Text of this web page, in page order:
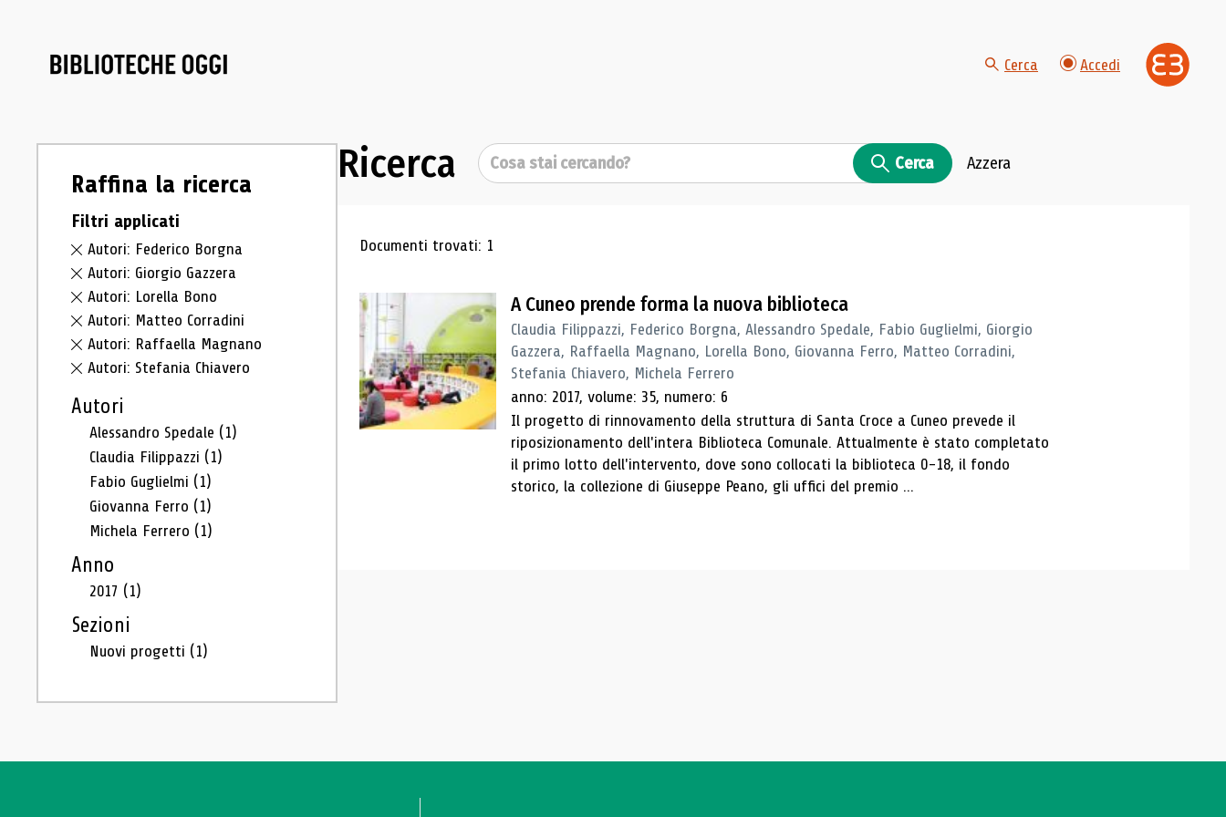
Cerca Accedi
Raffina la ricerca
Filtri applicati
Autori: Federico Borgna
Autori: Giorgio Gazzera
Autori: Lorella Bono
Autori: Matteo Corradini
Autori: Raffaella Magnano
Autori: Stefania Chiavero
Autori
Alessandro Spedale (1)
Claudia Filippazzi (1)
Fabio Guglielmi (1)
Giovanna Ferro (1)
Michela Ferrero (1)
Anno
2017 (1)
Sezioni
Nuovi progetti (1)
Ricerca Cerca Cerca Azzera
Risultati di ricerca
Documenti trovati: 1
A Cuneo prende forma la nuova biblioteca
Claudia Filippazzi, Federico Borgna, Alessandro Spedale, Fabio Guglielmi, Giorgio
Gazzera, Raffaella Magnano, Lorella Bono, Giovanna Ferro, Matteo Corradini,
Stefania Chiavero, Michela Ferrero
anno: 2017, volume: 35, numero: 6
Il progetto di rinnovamento della struttura di Santa Croce a Cuneo prevede il
riposizionamento dell'intera Biblioteca Comunale. Attualmente è stato completato
il primo lotto dell'intervento, dove sono collocati la biblioteca 0-18, il fondo
storico, la collezione di Giuseppe Peano, gli uffici del premio ...